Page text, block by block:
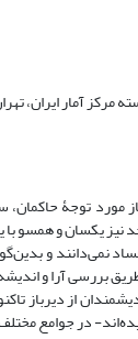
آمار ایران،
مورد توجۀ
نیز یکسان و همسو
نمی‌دانند و
بررسی آرا و
از دیرباز
در جوامع